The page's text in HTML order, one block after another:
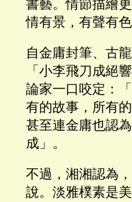
書藝。情節描繪
情有景，有聲有
自金庸封筆、古
「小李飛刀成絕
論家一口咬定：
有的故事，所有
甚至連金庸也認
成」。
不過，湘湘認為
說。淡雅樸素是